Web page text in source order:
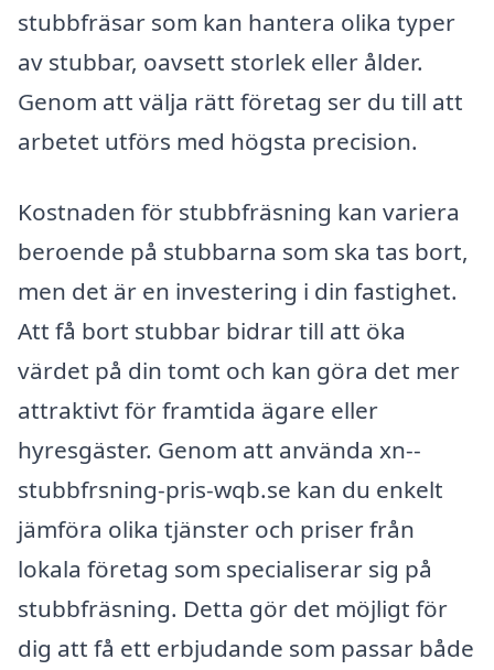
stubbfräsar som kan hantera olika typer
av stubbar, oavsett storlek eller ålder.
Genom att välja rätt företag ser du till att
arbetet utförs med högsta precision.
Kostnaden för stubbfräsning kan variera
beroende på stubbarna som ska tas bort,
men det är en investering i din fastighet.
Att få bort stubbar bidrar till att öka
värdet på din tomt och kan göra det mer
attraktivt för framtida ägare eller
hyresgäster. Genom att använda xn--
stubbfrsning-pris-wqb.se kan du enkelt
jämföra olika tjänster och priser från
lokala företag som specialiserar sig på
stubbfräsning. Detta gör det möjligt för
dig att få ett erbjudande som passar både